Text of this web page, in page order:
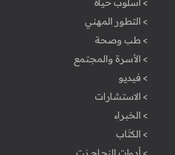
> التطور المهني
> طب وصحة
> الأسرة والمجتمع
> فيديو
> الاستشارات
> الخبراء
> الكتَاب
> أدوات النجاح نت